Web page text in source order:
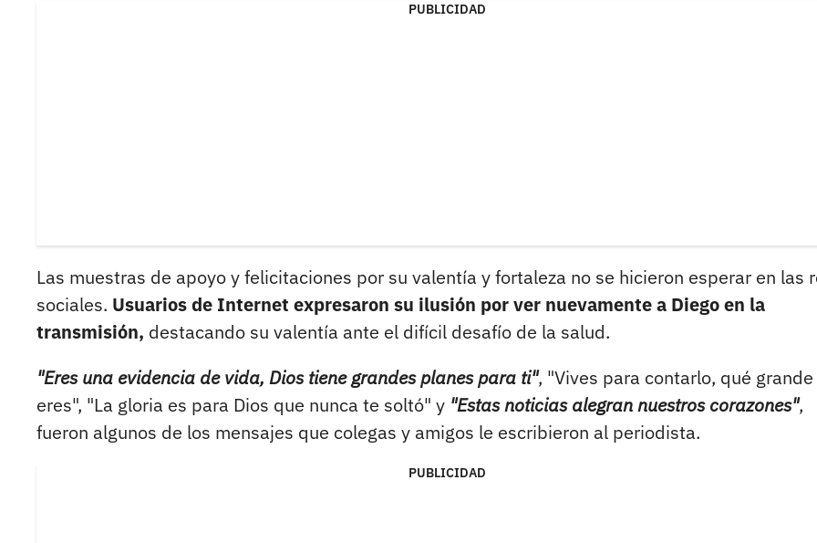
PUBLICIDAD
Las muestras de apoyo y felicitaciones por su valentía y fortaleza no se hicieron esperar en las
sociales. Usuarios de Internet expresaron su ilusión por ver nuevamente a Diego en la
transmisión, destacando su valentía ante el difícil desafío de la salud.
"Eres una evidencia de vida, Dios tiene grandes planes para ti", "Vives para contarlo, qué grande
eres", "La gloria es para Dios que nunca te soltó" y "Estas noticias alegran nuestros corazones",
fueron algunos de los mensajes que colegas y amigos le escribieron al periodista.
PUBLICIDAD